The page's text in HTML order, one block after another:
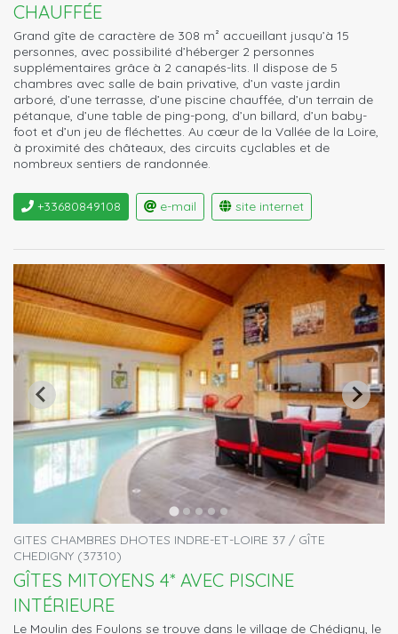
CHAUFFÉE
Grand gîte de caractère de 308 m² accueillant jusqu’à 15
personnes, avec possibilité d’héberger 2 personnes
supplémentaires grâce à 2 canapés-lits. Il dispose de 5
chambres avec salle de bain privative, d’un vaste jardin
arboré, d’une terrasse, d’une piscine chauffée, d’un terrain de
pétanque, d’une table de ping-pong, d’un billard, d’un baby-
foot et d’un jeu de fléchettes. Au cœur de la Vallée de la Loire,
à proximité des châteaux, des circuits cyclables et de
nombreux sentiers de randonnée.
+33680849108 e-mail site internet
GITES CHAMBRES DHOTES INDRE-ET-LOIRE 37 / GÎTE
CHEDIGNY (37310)
GÎTES MITOYENS 4* AVEC PISCINE
INTÉRIEURE
Le Moulin des Foulons se trouve dans le village de Chédigny, le